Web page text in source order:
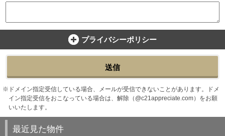
プライバシーポリシー
送信
ドメイン指定受信している場合、メールが受信できないことがあります。ドメ
イン指定受信をおこなっている場合は、解除（@c21appreciate.com）をお願
いいたします。
最近見た物件